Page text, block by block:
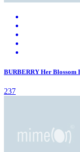
BURBERRY Her Blossom
237